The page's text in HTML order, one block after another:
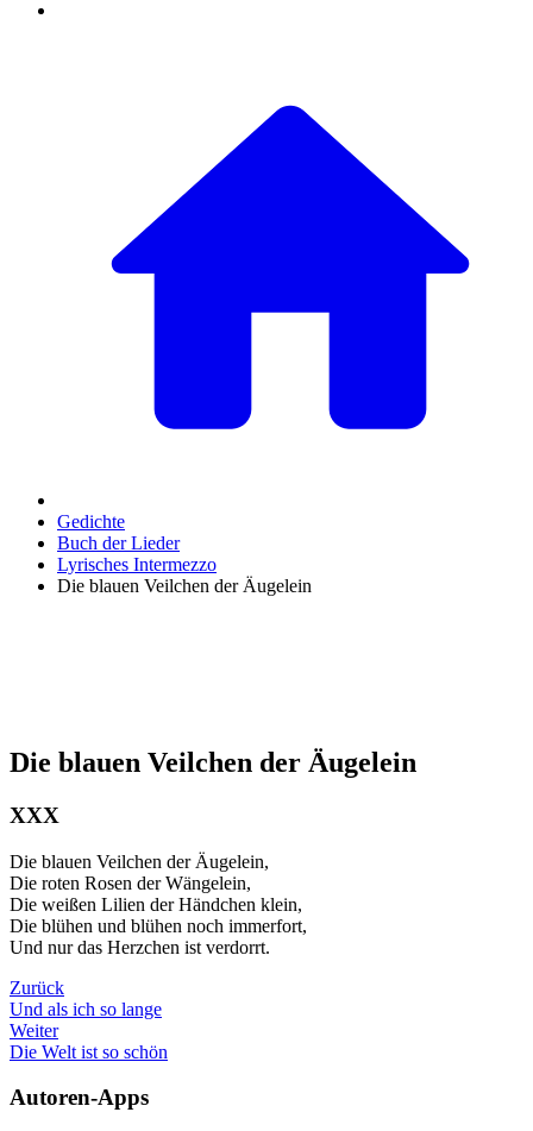
Gedichte
Buch der Lieder
Lyrisches Intermezzo
Die blauen Veilchen der Äugelein
Die blauen Veilchen der Äugelein
XXX
Die blauen Veilchen der Äugelein,
Die roten Rosen der Wängelein,
Die weißen Lilien der Händchen klein,
Die blühen und blühen noch immerfort,
Und nur das Herzchen ist verdorrt.
Zurück
Und als ich so lange
Weiter
Die Welt ist so schön
Autoren-Apps